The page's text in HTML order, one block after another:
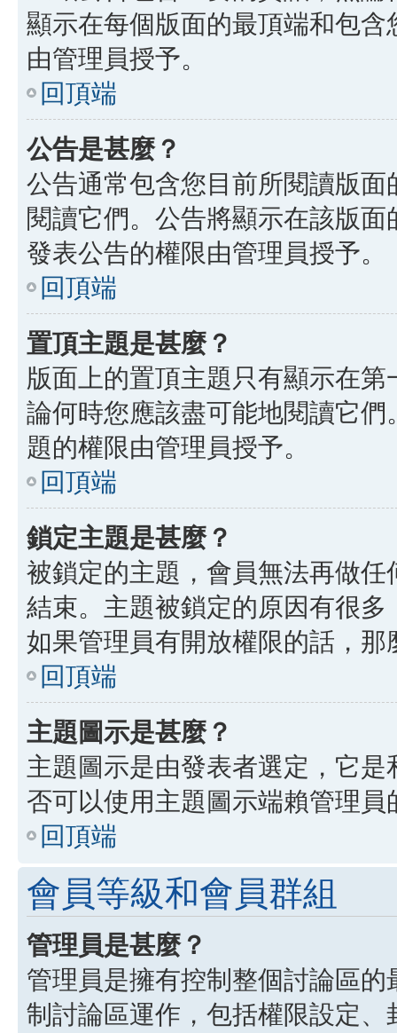
顯示在每個版面的最頂端和包
由管理員授予。
回頂端
公告是甚麼？
公告通常包含您目前所閱讀版
閱讀它們。公告將顯示在該版
發表公告的權限由管理員授予。
回頂端
置頂主題是甚麼？
版面上的置頂主題只有顯示在
論何時您應該盡可能地閱讀它
題的權限由管理員授予。
回頂端
鎖定主題是甚麼？
被鎖定的主題，會員無法再做
結束。主題被鎖定的原因有很
如果管理員有開放權限的話，
回頂端
主題圖示是甚麼？
主題圖示是由發表者選定，它
否可以使用主題圖示端賴管理員
回頂端
會員等級和會員群組
管理員是甚麼？
管理員是擁有控制整個討論區
制討論區運作，包括權限設定